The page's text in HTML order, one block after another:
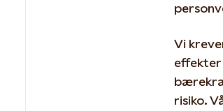
Vi
effekter
risiko.